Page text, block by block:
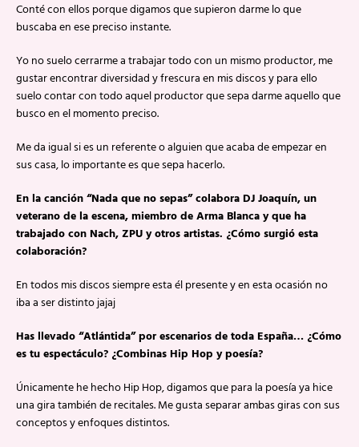
Conté con ellos porque digamos que supieron darme lo que
buscaba en ese preciso instante.
Yo no suelo cerrarme a trabajar todo con un mismo productor, me
gustar encontrar diversidad y frescura en mis discos y para ello
suelo contar con todo aquel productor que sepa darme aquello que
busco en el momento preciso.
Me da igual si es un referente o alguien que acaba de empezar en
sus casa, lo importante es que sepa hacerlo.
En la canción “Nada que no sepas” colabora DJ Joaquín, un
veterano de la escena, miembro de Arma Blanca y que ha
trabajado con Nach, ZPU y otros artistas. ¿Cómo surgió esta
colaboración?
En todos mis discos siempre esta él presente y en esta ocasión no
iba a ser distinto jajaj
Has llevado “Atlántida” por escenarios de toda España… ¿Cómo
es tu espectáculo? ¿Combinas Hip Hop y poesía?
Únicamente he hecho Hip Hop, digamos que para la poesía ya hice
una gira también de recitales. Me gusta separar ambas giras con sus
conceptos y enfoques distintos.